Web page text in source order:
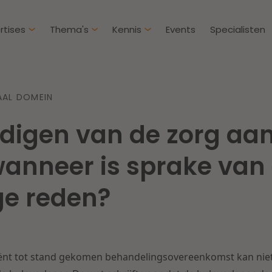
IE & Innovatie
Herstructurering & Insolventie
Energie
Thema's
een
meer
Dichtbij de kansen en
uitdagingen in de
woningbouw
Kennis Events Specialisten
DOMEIN
van de zorg
is sprake van
reden?
tot stand gekomen behandelingsovereenkomst kan